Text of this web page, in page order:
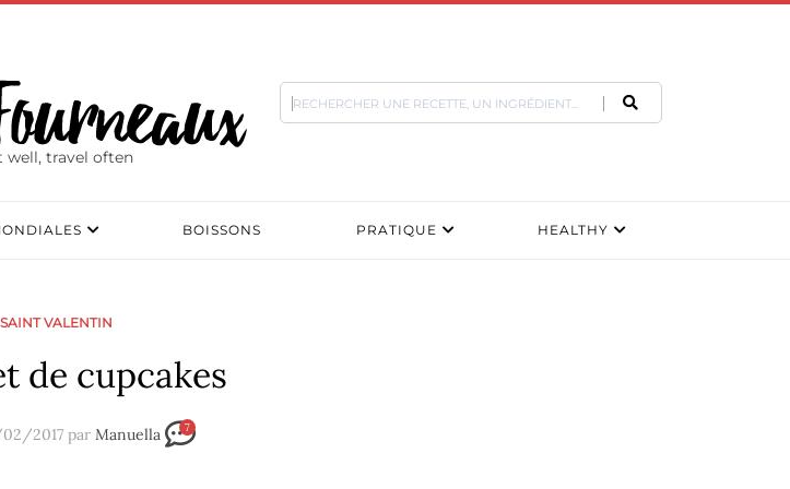
well, travel often
BOISSONS PRATIQUE HEALTHY
SAINT VALENTIN
de cupcakes
02/2017 par Manuella 7